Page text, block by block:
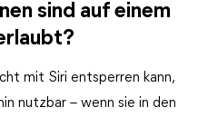
sind auf einem
mit Siri entsperren kann,
nutzbar – wenn sie in den